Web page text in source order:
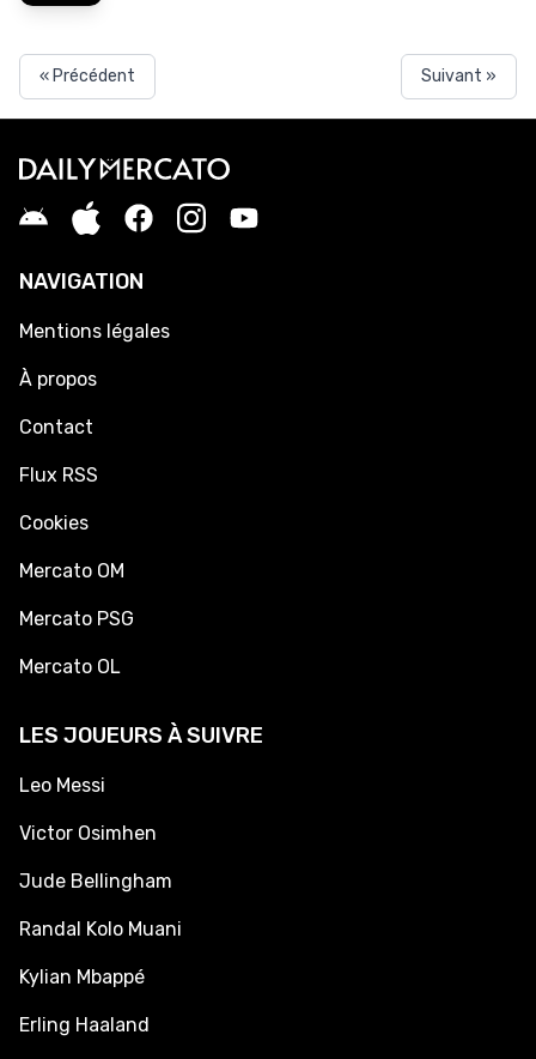
« Précédent Suivant »
NAVIGATION
Mentions légales
À propos
Contact
Flux RSS
Cookies
Mercato OM
Mercato PSG
Mercato OL
LES JOUEURS À SUIVRE
Leo Messi
Victor Osimhen
Jude Bellingham
Randal Kolo Muani
Kylian Mbappé
Erling Haaland